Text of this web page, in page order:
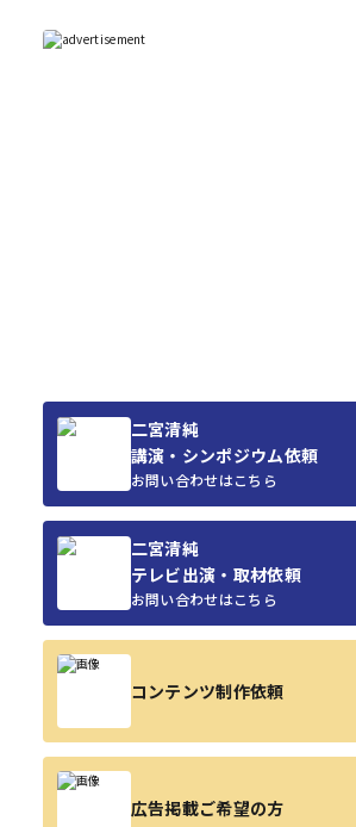
二宮清純
講演・シンポジウム依頼
お問い合わせはこちら
二宮清純
テレビ出演・取材依頼
お問い合わせはこちら
コンテンツ制作依頼
広告掲載ご希望の方